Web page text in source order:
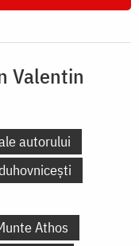
Valentin
autorului
Athos